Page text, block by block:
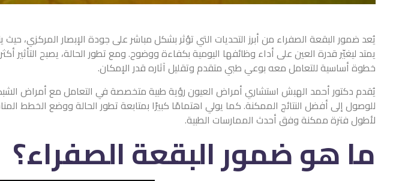
يُعد ضمور البقعة الصفراء من أبرز التحديات التي تؤثر بشكل مباشر على جودة الإبصار المركزي،
يمتد ليغيّر قدرة العين على أداء وظائفها اليومية بكفاءة ووضوح. ومع تطور الحالة، يصبح
خطوة أساسية للتعامل معه بوعي طبي متقدم وتقليل آثاره قدر الإمكان.
يُقدم دكتور أحمد الهبش استشاري أمراض العيون رؤية طبية متخصصة في التعامل مع أمراض
للوصول إلى أفضل النتائج الممكنة. كما يولي اهتمامًا كبيرًا بمتابعة تطور الحالة ووضع
لأطول فترة ممكنة وفق أحدث الممارسات الطبية.
ما هو ضمور البقعة الصفراء؟